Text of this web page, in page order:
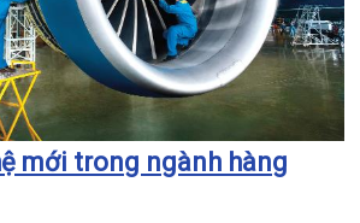
mới trong ngành hàng